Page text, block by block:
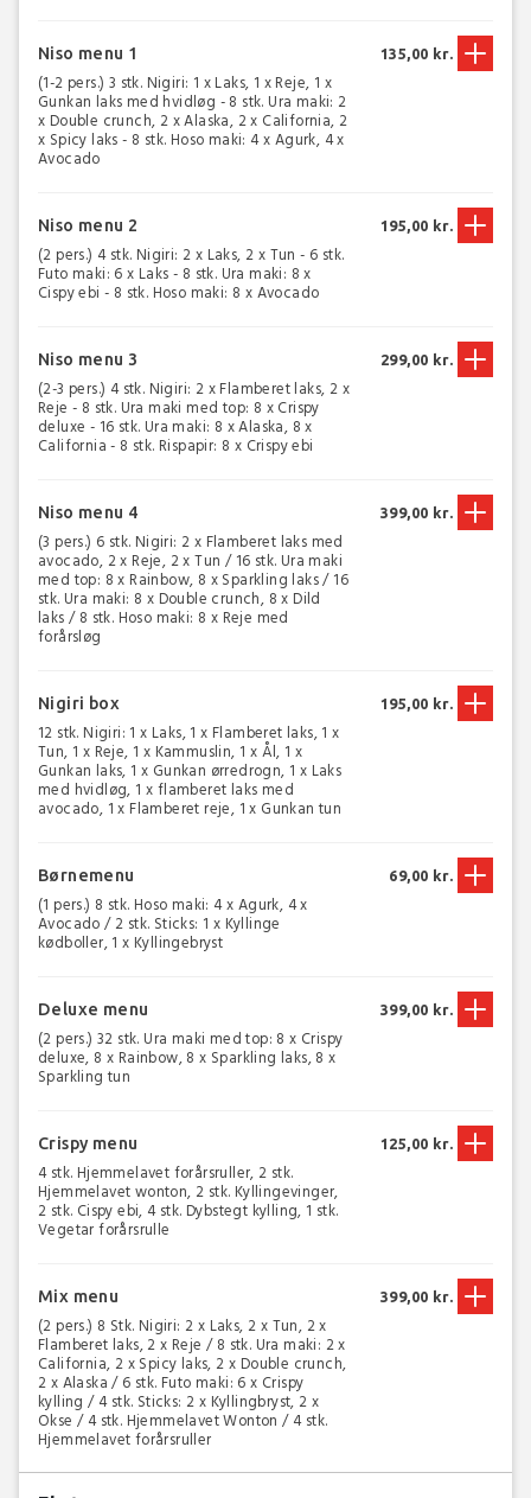
Niso menu 1
(1-2 pers.) 3 stk. Nigiri: 1 x Laks, 1 x Reje, 1 x
Gunkan laks med hvidløg - 8 stk. Ura maki: 2
x Double crunch, 2 x Alaska, 2 x California, 2
x Spicy laks - 8 stk. Hoso maki: 4 x Agurk, 4 x
Avocado
135,00 kr.
Niso menu 2
(2 pers.) 4 stk. Nigiri: 2 x Laks, 2 x Tun - 6 stk.
Futo maki: 6 x Laks - 8 stk. Ura maki: 8 x
Cispy ebi - 8 stk. Hoso maki: 8 x Avocado
195,00 kr.
Niso menu 3
(2-3 pers.) 4 stk. Nigiri: 2 x Flamberet laks, 2 x
Reje - 8 stk. Ura maki med top: 8 x Crispy
deluxe - 16 stk. Ura maki: 8 x Alaska, 8 x
California - 8 stk. Rispapir: 8 x Crispy ebi
299,00 kr.
Niso menu 4
(3 pers.) 6 stk. Nigiri: 2 x Flamberet laks med
avocado, 2 x Reje, 2 x Tun / 16 stk. Ura maki
med top: 8 x Rainbow, 8 x Sparkling laks / 16
stk. Ura maki: 8 x Double crunch, 8 x Dild
laks / 8 stk. Hoso maki: 8 x Reje med
forårsløg
399,00 kr.
Nigiri box
12 stk. Nigiri: 1 x Laks, 1 x Flamberet laks, 1 x
Tun, 1 x Reje, 1 x Kammuslin, 1 x Ål, 1 x
Gunkan laks, 1 x Gunkan ørredrogn, 1 x Laks
med hvidløg, 1 x flamberet laks med
avocado, 1 x Flamberet reje, 1 x Gunkan tun
195,00 kr.
Børnemenu
(1 pers.) 8 stk. Hoso maki: 4 x Agurk, 4 x
Avocado / 2 stk. Sticks: 1 x Kyllinge
kødboller, 1 x Kyllingebryst
69,00 kr.
Deluxe menu
(2 pers.) 32 stk. Ura maki med top: 8 x Crispy
deluxe, 8 x Rainbow, 8 x Sparkling laks, 8 x
Sparkling tun
399,00 kr.
Crispy menu
4 stk. Hjemmelavet forårsruller, 2 stk.
Hjemmelavet wonton, 2 stk. Kyllingevinger,
2 stk. Cispy ebi, 4 stk. Dybstegt kylling, 1 stk.
Vegetar forårsrulle
125,00 kr.
Mix menu
(2 pers.) 8 Stk. Nigiri: 2 x Laks, 2 x Tun, 2 x
Flamberet laks, 2 x Reje / 8 stk. Ura maki: 2 x
California, 2 x Spicy laks, 2 x Double crunch,
2 x Alaska / 6 stk. Futo maki: 6 x Crispy
kylling / 4 stk. Sticks: 2 x Kyllingbryst, 2 x
Okse / 4 stk. Hjemmelavet Wonton / 4 stk.
Hjemmelavet forårsruller
399,00 kr.